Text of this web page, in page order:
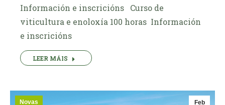
Información e inscricións Curso de
viticultura e enoloxía 100 horas ­ Información
e inscricións
LEER MÁIS
Feb
Novas